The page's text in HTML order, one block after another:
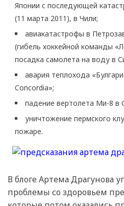
Японии с последующей
(11 марта 2011), в Чили;
авиакатастрофы в
(гибель хоккейной команды
посадка самолета на воду в
авария теплохода
Concordia»;
падение вертолета Ми-8 в
уничтожение пермского
пожаре.
В блоге Артема Драгунова
проблемы со здоровьем